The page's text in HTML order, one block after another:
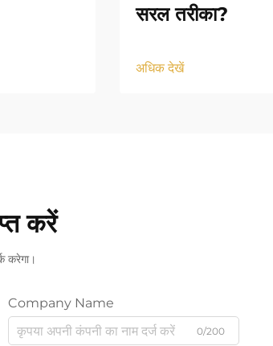
सरल तरीका?
अधिक देखें
करें
करेगा।
Company Name
0/200